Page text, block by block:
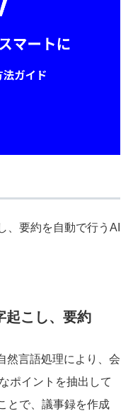
、要約を自動で行うAI
起こし、要約
然言語処理により、会
ポイントを抽出して
とで、議事録を作成